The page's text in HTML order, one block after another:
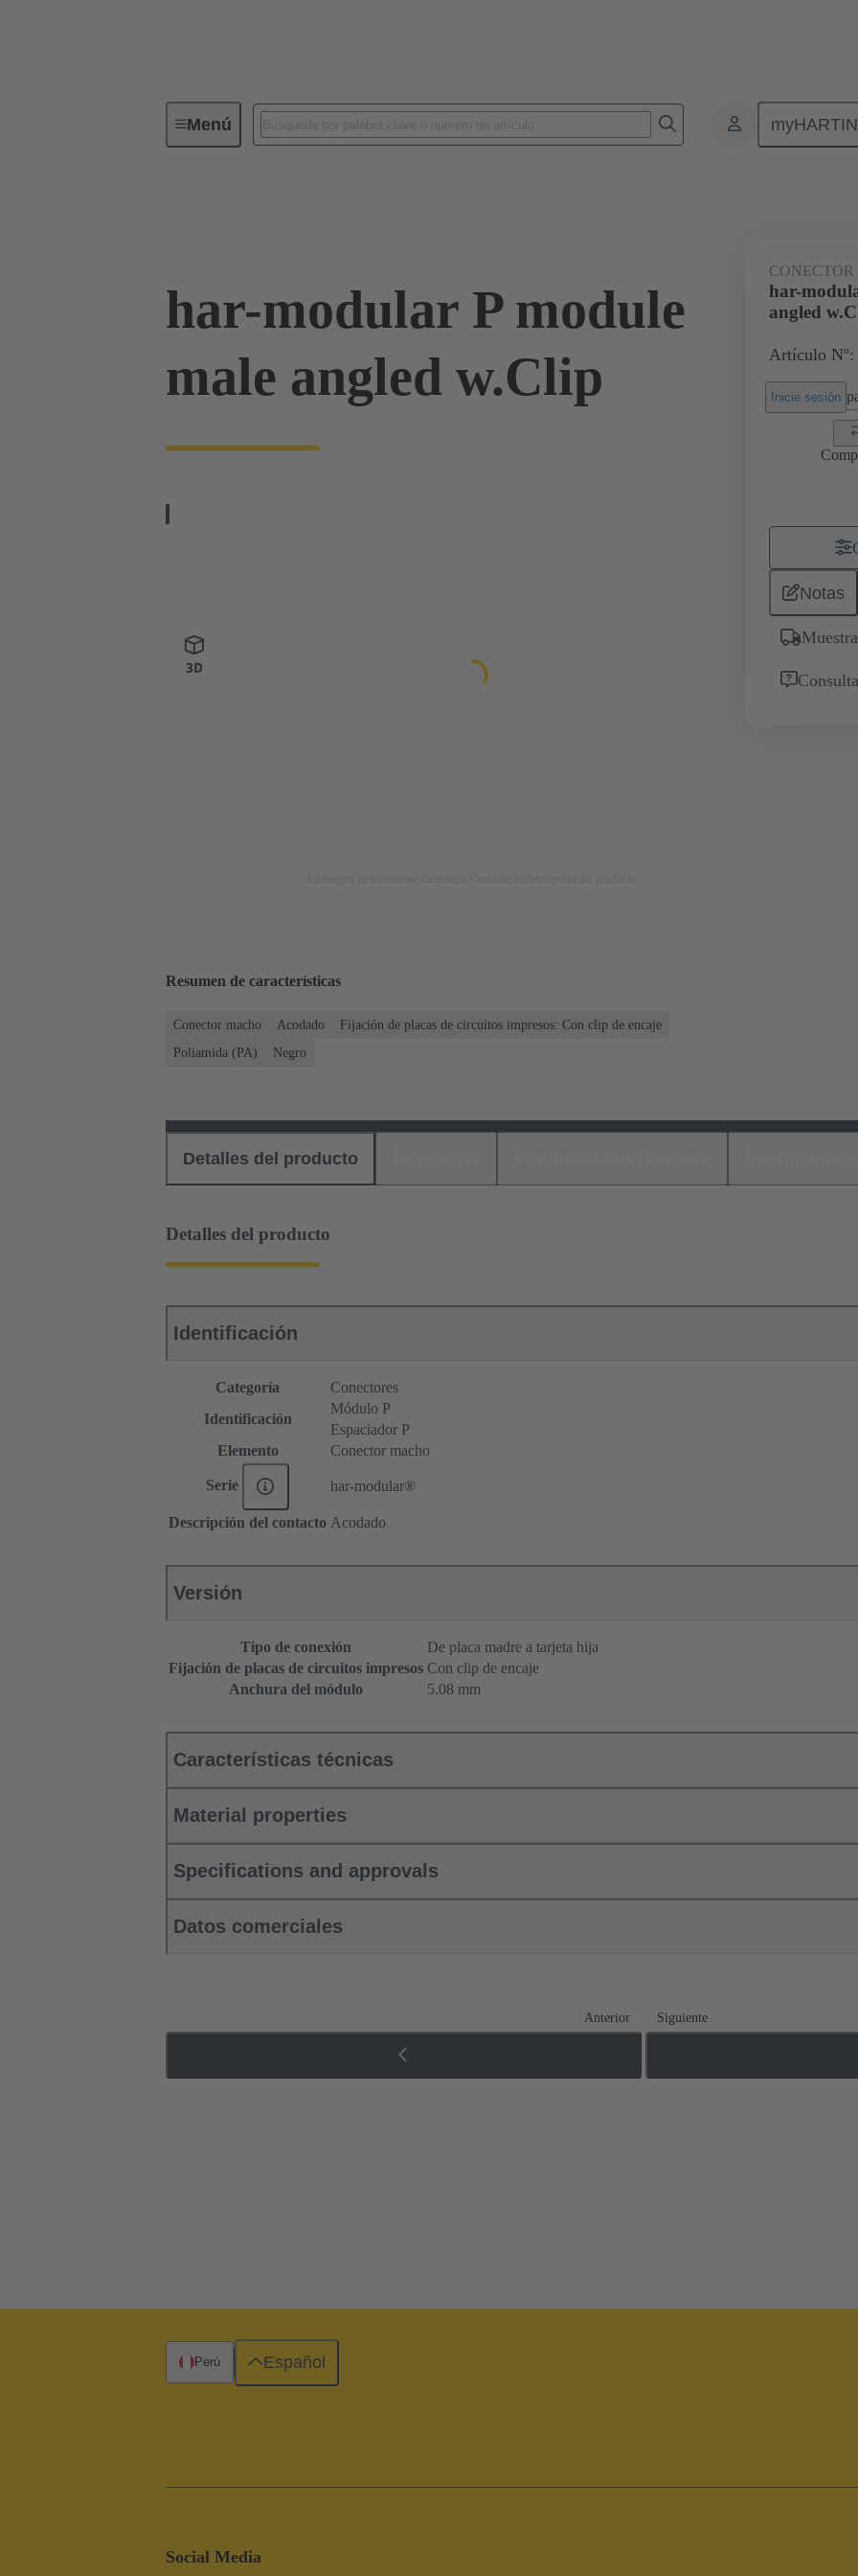
MenúConectividad de dispositivos Conectores de placa a placa de
har-modular P module
male angled w.Clip
har-
angled
Artículo Nº:
Inicie sesión
Notas
Resumen de características
Conector macho Acodado
Fijación de placas de circuitos impresos: Con clip de encaje
Poliamida (PA)
Negro
Detalles del producto
Detalles del producto
Identificación
Categoría
Conectores
Identificación
Módulo P
Espaciador P
Elemento
Conector macho
Serie har-modular®
Descripción del contacto Acodado
Versión
Tipo de conexión
De placa madre a tarjeta hija
Fijación de placas de circuitos impresos Con clip de encaje
Anchura del módulo
5.08 mm
Características técnicas
Material properties
Specifications and approvals
Datos comerciales
Anterior Siguiente
Social Media
Perú Español